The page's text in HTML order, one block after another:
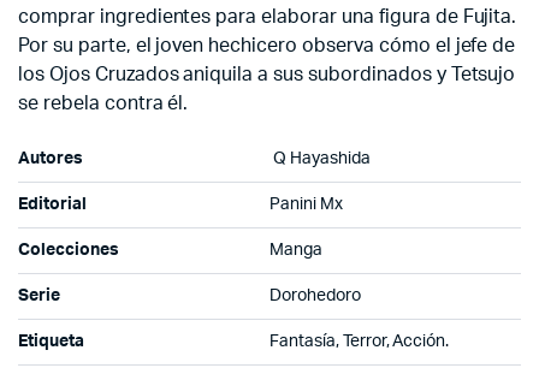
comprar ingredientes para elaborar una figura de Fujita.
Por su parte, el joven hechicero observa cómo el jefe de
los Ojos Cruzados aniquila a sus subordinados y Tetsujo
se rebela contra él.
Autores Q Hayashida
Editorial Panini Mx
Colecciones Manga
Serie Dorohedoro
Etiqueta Fantasía, Terror, Acción.